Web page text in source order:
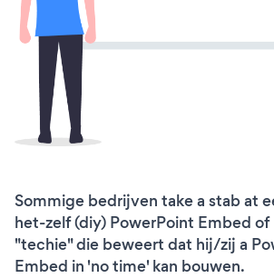
Sommige bedrijven take a stab at
het-zelf (diy) PowerPoint Embed
"techie" die beweert dat hij/zij a
Embed in 'no time' kan bouwen.